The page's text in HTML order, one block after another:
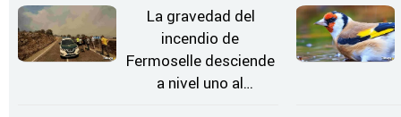
Estrellas
La gravedad del
incendio de
Fermoselle desciende
a nivel uno al